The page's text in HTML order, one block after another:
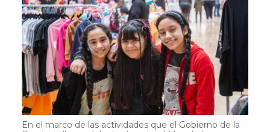
En el marco de las actividades que el Gobierno de la